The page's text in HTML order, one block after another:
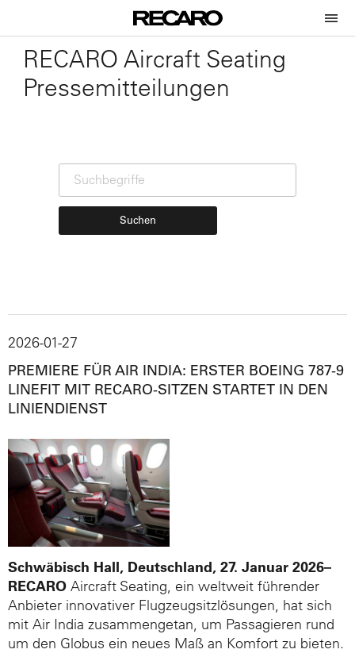
RECARO Aircraft Seating
Pressemitteilungen
Suchen
Schwäbisch Hall, Deutschland, 27. Januar 2026–
RECARO Aircraft Seating, ein weltweit führender
Anbieter innovativer Flugzeugsitzlösungen, hat sich
mit Air India zusammengetan, um Passagieren rund
um den Globus ein neues Maß an Komfort zu bieten.
2026-01-27
PREMIERE FÜR AIR INDIA: ERSTER BOEING 787-9
LINEFIT MIT RECARO-SITZEN STARTET IN DEN
LINIENDIENST